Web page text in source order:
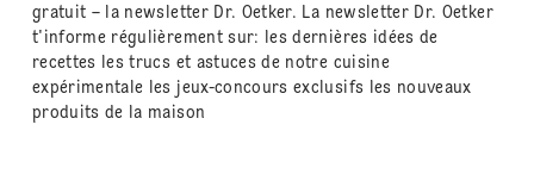
gratuit – la newsletter Dr. Oetker. La newsletter Dr. Oetker
t'informe régulièrement sur: les dernières idées de
recettes les trucs et astuces de notre cuisine
expérimentale les jeux-concours exclusifs les nouveaux
produits de la maison